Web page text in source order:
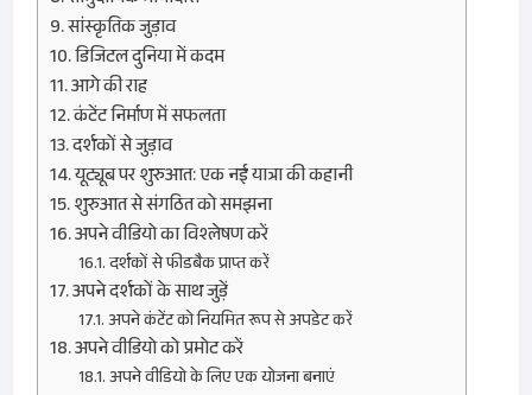
सांस्कृतिक जुड़ाव
डिजिटल दुनिया में कदम
आगे की राह
कंटेंट निर्माण में सफलता
दर्शकों से जुड़ाव
यूट्यूब पर शुरुआत: एक नई यात्रा की कहानी
शुरुआत से संगठित को समझना
अपने वीडियो का विश्लेषण करें
दर्शकों से फीडबैक प्राप्त करें
अपने दर्शकों के साथ जुड़ें
अपने कंटेंट को नियमित रूप से अपडेट करें
अपने वीडियो को प्रमोट करें
अपने वीडियो के लिए एक योजना बनाएं